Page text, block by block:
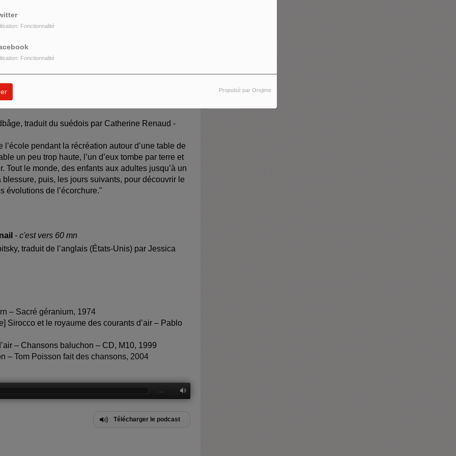
Fonctionnalité
Fonctionnalité
Propulsé par Orejime
DVD (distribué par France Télévisions) du film
courants d’air
avec Yves Bouveret lors de sa sortie en salles
personnes
traduit du suédois par Catherine Renaud -
pendant la récréation autour d’une table de
un peu trop haute, l’un d’eux tombe par terre et
Tout le monde, des enfants aux adultes jusqu’à un
puis, les jours suivants, pour découvrir le
évolutions de l’écorchure."
- c'est vers 60 mn
traduit de l’anglais (États-Unis) par Jessica
– Sacré géranium, 1974
Sirocco et le royaume des courants d’air – Pablo
– Chansons baluchon – CD, M10, 1999
– Tom Poisson fait des chansons, 2004
…
Télécharger le podcast